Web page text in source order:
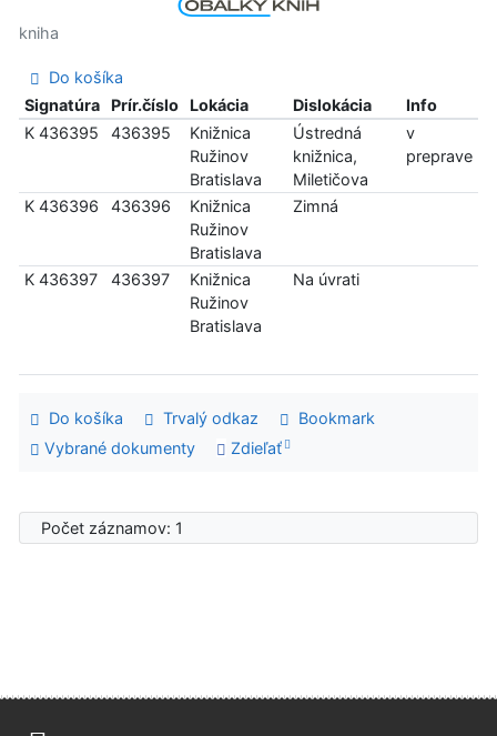
kniha
Do košíka
Signatúra
Prír.číslo Lokácia Dislokácia
Info
K 436395
436395
Knižnica
Ružinov
Bratislava
Ústredná
knižnica,
Miletičova
v
preprave
K 436396 436396
Knižnica
Ružinov
Bratislava
Zimná
K 436397 436397
Knižnica
Ružinov
Bratislava
Na úvrati
Do košíka Trvalý odkaz
Bookmark
Vybrané dokumenty
Zdieľať
Počet záznamov: 1